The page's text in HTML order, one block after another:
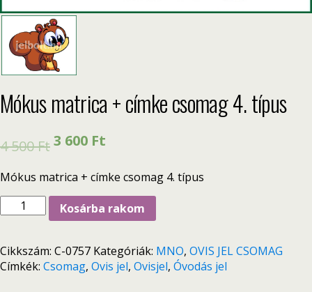
Mókus matrica + címke csomag 4. típus
4 500Ft3 600 Ft
Mókus matrica + címke csomag 4. típus
Kosárba rakom
Cikkszám: C-0757 Kategóriák: MNO, OVIS JEL CSOMAG
Címkék: Csomag, Ovis jel, Ovisjel, Óvodás jel